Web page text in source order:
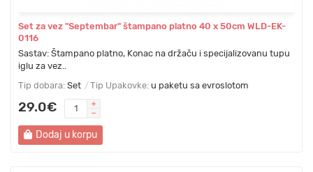
Set za vez "Septembar" štampano platno 40 х 50cm WLD-EK-
0116
Sastav: Štampano platno, Konac na držaču i specijalizovanu tupu
iglu za vez..
Tip dobara: Set Tip Upakovke: u paketu sa evroslotom
29.0€
Dodaj u korpu